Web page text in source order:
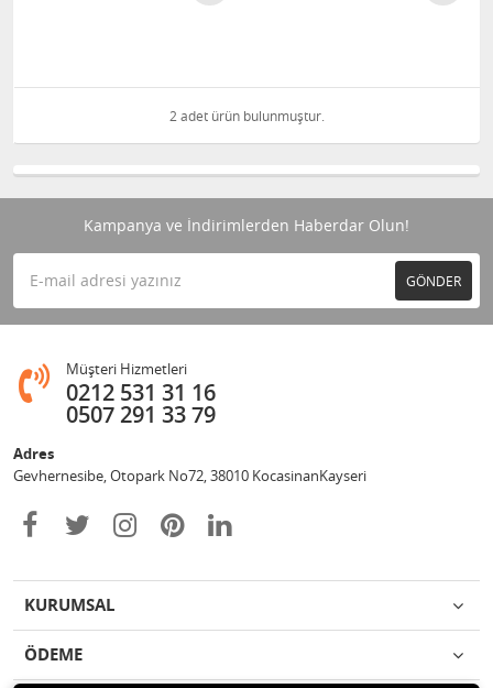
2 adet ürün bulunmuştur.
Kampanya ve İndirimlerden Haberdar Olun!
GÖNDER
Müşteri Hizmetleri
0212 531 31 16
0507 291 33 79
Adres
Gevhernesibe, Otopark No72, 38010 KocasinanKayseri
KURUMSAL
ÖDEME